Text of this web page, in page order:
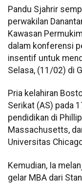
Pandu Sjahrir
perwakilan
Kawasan
dalam konferensi
insentif untuk
Selasa, (11/02) di
Pria kelahiran
Serikat (AS) pada
pendidikan di
Massachusetts,
Universitas
Kemudian, Ia
gelar MBA dari